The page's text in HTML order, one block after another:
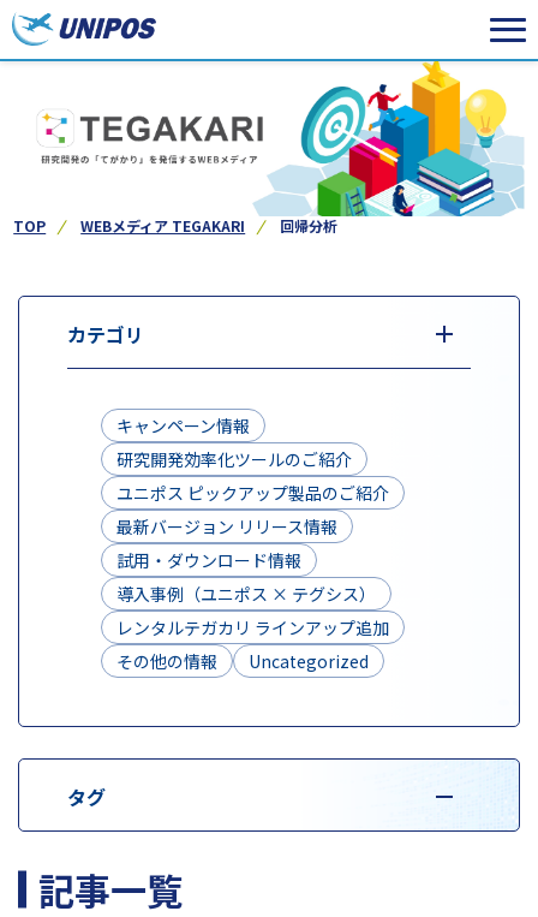
TOP WEBメディア TEGAKARI 回帰分析
カテゴリ
キャンペーン情報
研究開発効率化ツールのご紹介
ユニポス ピックアップ製品のご紹介
最新バージョン リリース情報
試用・ダウンロード情報
導入事例（ユニポス × テグシス）
レンタルテガカリ ラインアップ追加
その他の情報
Uncategorized
タグ
記事一覧